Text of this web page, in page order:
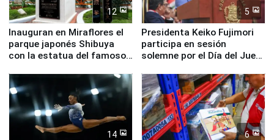
12
Inauguran en Miraflores el
parque japonés Shibuya
con la estatua del famoso
5
Presidenta Keiko Fujimori
participa en sesión
solemne por el Día del Juez
14 6